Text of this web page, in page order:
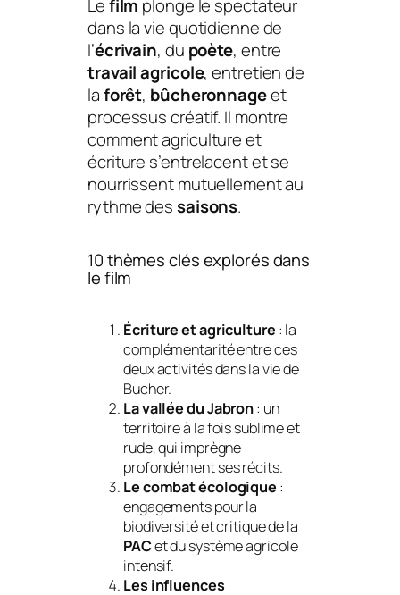
Lefilm plonge le spectateur
dans la vie quotidienne de
l’écrivain, du poète, entre
travail agricole, entretien de
laforêt, bûcheronnageet
processus créatif. Il montre
comment agriculture et
écriture s’entrelacent et se
nourrissent mutuellement au
rythme dessaisons.
10 thèmes clés explorés dans
le film
Écriture et agriculture : la
complémentarité entre ces
deux activités dans la vie de
Bucher.
Lavallée du Jabron: un
territoire à la fois sublime et
rude, qui imprègne
profondément ses récits.
Le combat écologique :
engagements pour la
biodiversité et critique de la
PACet du système agricole
intensif.
Les influences